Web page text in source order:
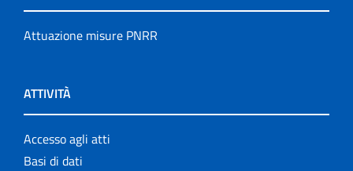
Attuazione misure PNRR
ATTIVITÀ
Accesso agli atti
Basi di dati